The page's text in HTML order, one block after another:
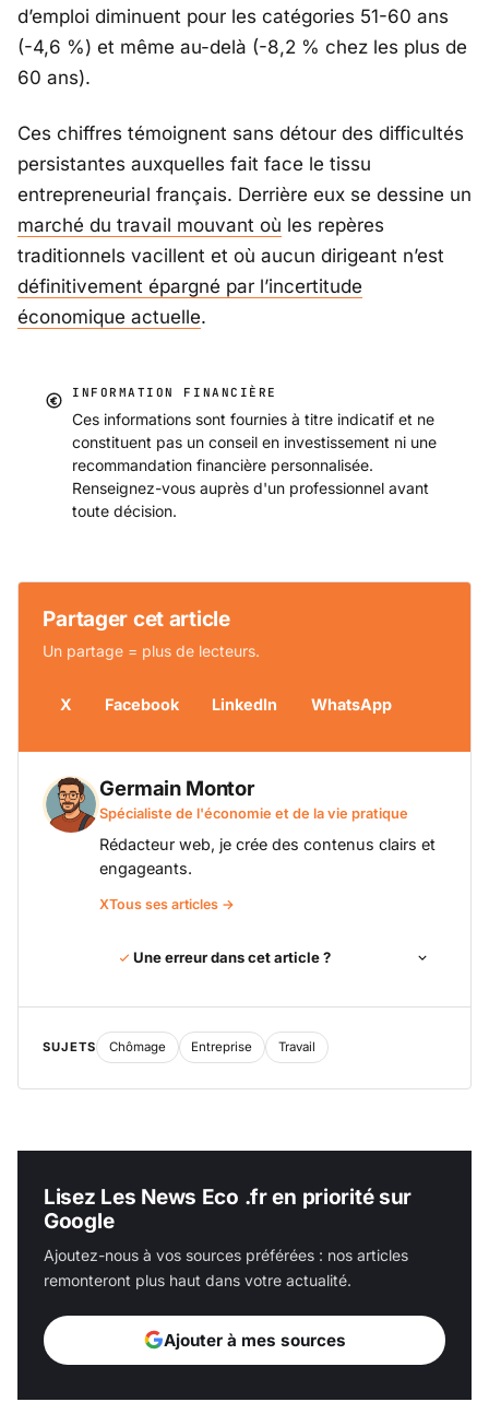
d’emploi diminuent pour les catégories 51-60 ans
(-4,6 %) et même au-delà (-8,2 % chez les plus de
60 ans).
Ces chiffres témoignent sans détour des difficultés
persistantes auxquelles fait face le tissu
entrepreneurial français. Derrière eux se dessine un
marché du travail mouvant où les repères
traditionnels vacillent et où aucun dirigeant n’est
définitivement épargné par l’incertitude
économique actuelle.
INFORMATION FINANCIÈRE
Ces informations sont fournies à titre indicatif et ne
constituent pas un conseil en investissement ni une
recommandation financière personnalisée.
Renseignez-vous auprès d'un professionnel avant
toute décision.
Partager cet article
Un partage = plus de lecteurs.
X Facebook LinkedIn WhatsApp
Germain Montor
Spécialiste de l'économie et de la vie pratique
Rédacteur web, je crée des contenus clairs et
engageants.
XTous ses articles →
Une erreur dans cet article ?
SUJETS Chômage Entreprise Travail
Lisez Les News Eco .fr en priorité sur
Google
Ajoutez-nous à vos sources préférées : nos articles
remonteront plus haut dans votre actualité.
Ajouter à mes sources